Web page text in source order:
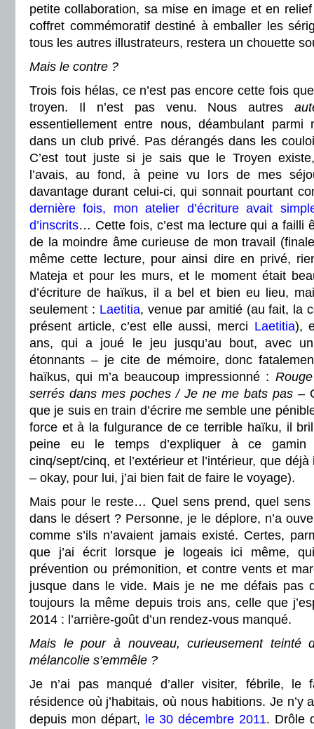
petite collaboration, sa mise en image et en
coffret commémoratif destiné à emballer les
tous les autres illustrateurs, restera un chouette
Mais le contre ?
Trois fois hélas, ce n’est pas encore cette fois
troyen. Il n’est pas venu. Nous autres
essentiellement entre nous, déambulant parmi
dans un club privé. Pas dérangés dans les
C’est tout juste si je sais que le Troyen
l’avais, au fond, à peine vu lors de mes
davantage durant celui-ci, qui sonnait pourtant
dernière fois, mon atelier d’écriture avait
d’inscrits… Cette fois, c’est ma lecture qui a failli
de la moindre âme curieuse de mon travail
même cette lecture, pour ainsi dire en privé,
Mateja et pour les murs, et le moment était
d’écriture de haïkus, il a bel et bien eu lieu,
seulement : Laetitia, venue par amitié (au fait, la
présent article, c’est elle aussi, merci Laetitia),
ans,qui a joué le jeu jusqu’au bout, avec
étonnants – je cite de mémoire, donc
haïkus, qui m’a beaucoup impressionné :
serrés dans mes poches / Je ne me bats pas –
que je suis en train d’écrire me semble une
force et à la fulgurance de ce terrible haïku, il
peine eu le temps d’expliquer à ce
cinq/sept/cinq, et l’extérieur et l’intérieur, que
– okay, pour lui, j’ai bien fait de faire le voyage).
Mais pour le reste… Quel sens prend, quel
dans le désert ? Personne, je le déplore, n’a
comme s’ils n’avaient jamais existé. Certes,
que j’ai écrit lorsque je logeais ici même,
prévention ou prémonition, et contre vents et
jusque dans le vide. Mais je ne me défais pas
toujours la même depuis trois ans, celle que
2014 : l’arrière-goût d’un rendez-vous manqué.
Mais le pour à nouveau, curieusement teinté
mélancolie s’emmêle ?
Je n’ai pas manqué d’allervisiter, fébrile, le
résidence où j’habitais, où nous habitions. Je n’y
depuis mon départ, le 30 décembre 2011. Drôle